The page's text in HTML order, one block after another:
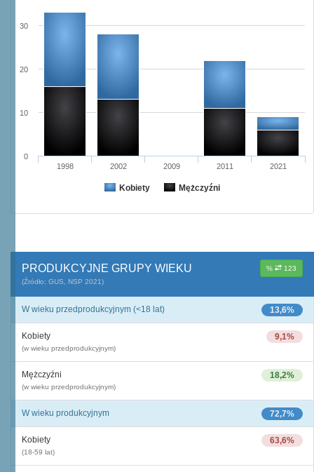
Kobiety Mężczyźni
1998 2002 2009 2011 2021
0
10
20
30
% 123
PRODUKCYJNE GRUPY WIEKU
(Źródło: GUS, NSP 2021)
13,6%
W wieku przedprodukcyjnym (<18 lat)
9,1%
Kobiety
(w wieku przedprodukcyjnym)
18,2%
Mężczyźni
(w wieku przedprodukcyjnym)
72,7%
W wieku produkcyjnym
63,6%
Kobiety
(18-59 lat)